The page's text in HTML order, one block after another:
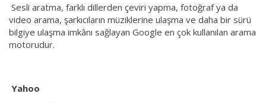
Sesli aratma, farklı dillerden çeviri yapma, fotoğraf ya da
video arama, şarkıcıların müziklerine ulaşma ve daha bir sürü
bilgiye ulaşma imkânı sağlayan Google en çok kullanılan arama
motorudur.
Yahoo